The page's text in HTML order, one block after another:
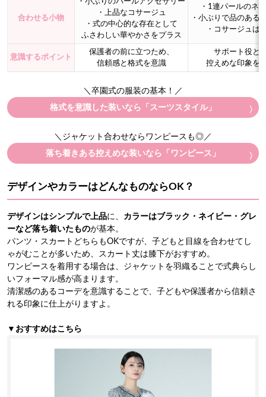
合わせる小物
・上品なコサージュ
・式の中心的な存在として
ふさわしい華やかさをプラス
・1連パールのネ
・小ぶりで品のある
・コサージュは
意識するポイント
保護者の前に立つため、
信頼感と格式を意識
サポート役と
控えめな印象を
＼卒園式の服装の基本！／
格式を意識した装いなら「スーツスタイル」
＼ジャケット合わせならワンピースも◎／
落ち着きある控えめな装いなら「ワンピース」
デザインやカラーはどんなものならOK？
デザインはシンプルで上品に、 カラーはブラック・ネイビー・グレ
ーなど落ち着いたものが基本。
パンツ・スカートどちらもOKですが、子どもと目線を合わせてし
ゃがむことが多いため、スカート丈は膝下がおすすめ。
ワンピースを着用する場合は、ジャケットを羽織ることで式典らし
いフォーマル感が高まります。
清潔感のあるコーデを意識することで、子どもや保護者から信頼さ
れる印象に仕上がりますよ。
▼おすすめはこちら